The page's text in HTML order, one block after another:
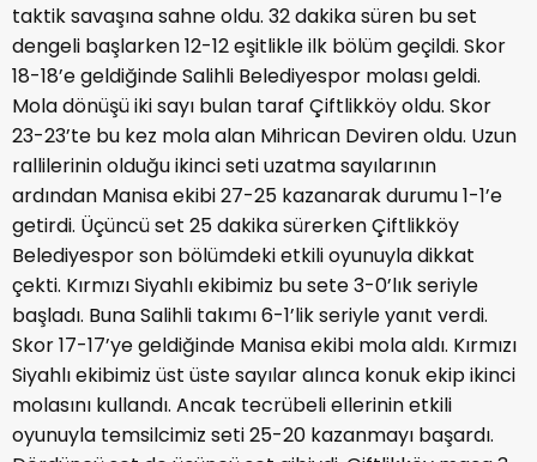
taktik savaşına sahne oldu. 32 dakika süren bu set
dengeli başlarken 12-12 eşitlikle ilk bölüm geçildi. Skor
18-18’e geldiğinde Salihli Belediyespor molası geldi.
Mola dönüşü iki sayı bulan taraf Çiftlikköy oldu. Skor
23-23’te bu kez mola alan Mihrican Deviren oldu. Uzun
rallilerinin olduğu ikinci seti uzatma sayılarının
ardından Manisa ekibi 27-25 kazanarak durumu 1-1’e
getirdi. Üçüncü set 25 dakika sürerken Çiftlikköy
Belediyespor son bölümdeki etkili oyunuyla dikkat
çekti. Kırmızı Siyahlı ekibimiz bu sete 3-0’lık seriyle
başladı. Buna Salihli takımı 6-1’lik seriyle yanıt verdi.
Skor 17-17’ye geldiğinde Manisa ekibi mola aldı. Kırmızı
Siyahlı ekibimiz üst üste sayılar alınca konuk ekip ikinci
molasını kullandı. Ancak tecrübeli ellerinin etkili
oyunuyla temsilcimiz seti 25-20 kazanmayı başardı.